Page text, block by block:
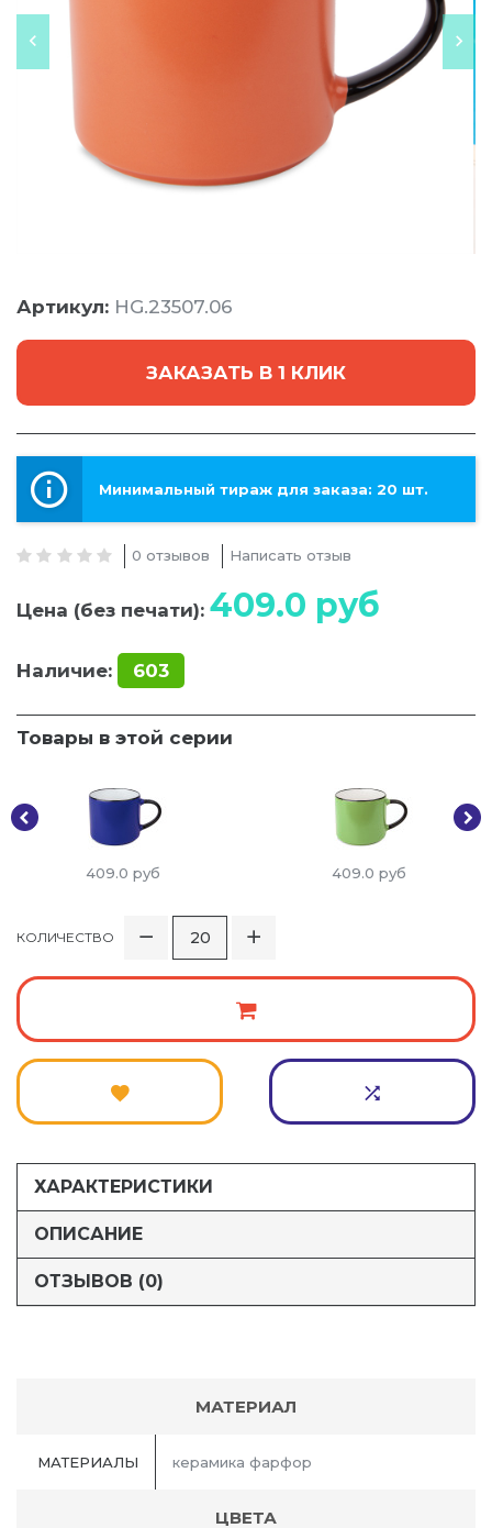
Артикул: HG.23507.06
ЗАКАЗАТЬ В 1 КЛИК
Минимальный тираж для заказа: 20 шт.
0 отзывов Написать отзыв
Цена (без печати): 409.0 руб
Наличие: 603
Товары в этой серии
409.0 руб 409.0 руб
КОЛИЧЕСТВО
ХАРАКТЕРИСТИКИ
ОПИСАНИЕ
ОТЗЫВОВ (0)
МАТЕРИАЛ
МАТЕРИАЛЫ керамика фарфор
ЦВЕТА